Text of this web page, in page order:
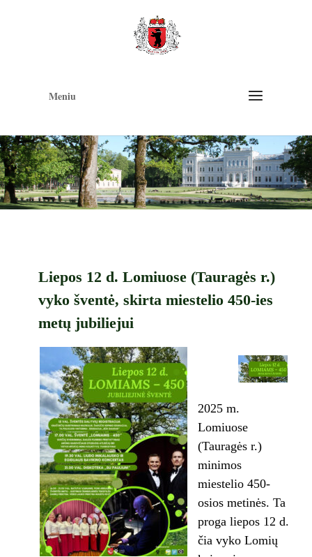
Meniu
Liepos 12 d. Lomiuose (Tauragės r.)
vyko šventė, skirta miestelio 450-ies
metų jubiliejui
2025 m.
Lomiuose
(Tauragės r.)
minimos
miestelio 450-
osios metinės. Ta
proga liepos 12 d.
čia vyko Lomių